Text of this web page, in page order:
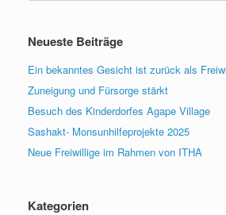
Neueste Beiträge
Ein bekanntes Gesicht ist zurück als
Zuneigung und Fürsorge stärkt
Besuch des Kinderdorfes Agape Village
Sashakt- Monsunhilfeprojekte 2025
Neue Freiwillige im Rahmen von ITHA
Kategorien